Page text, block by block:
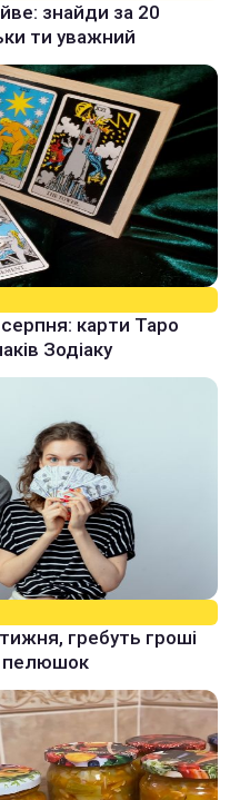
знайди за 20
ти уважний
карти Таро
Зодіаку
гребуть гроші
пелюшок